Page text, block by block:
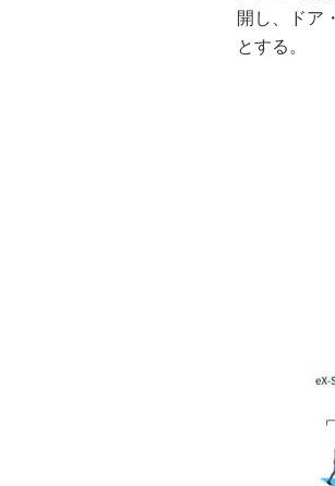
開し、ドア
とする。